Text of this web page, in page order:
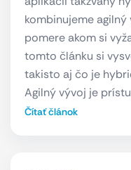
kombinujeme
pomere akom si
tomto článku si
takisto aj čo je
Agilný vývoj je
Čítať článok